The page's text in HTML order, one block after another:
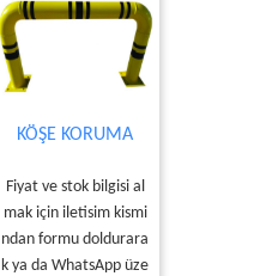
KÖŞE KORUMA
Fiyat ve stok bilgisi al
mak için iletisim kismi
ndan formu doldurara
k ya da WhatsApp üze